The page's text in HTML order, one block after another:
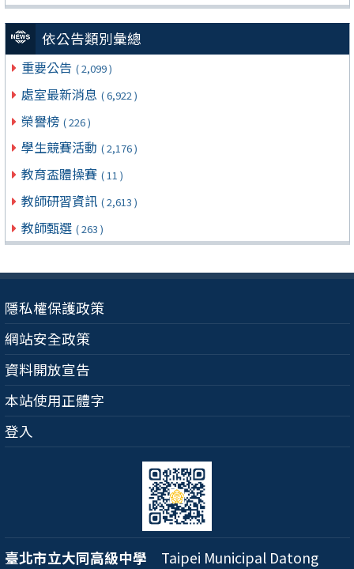
依公告類別彙總
重要公告 ( 2,099 )
處室最新消息 ( 6,922 )
榮譽榜 ( 226 )
學生競賽活動 ( 2,176 )
教育盃體操賽 ( 11 )
教師研習資訊 ( 2,613 )
教師甄選 ( 263 )
隱私權保護政策
網站安全政策
資料開放宣告
本站使用正體字
登入
臺北市立大同高級中學 Taipei Municipal Datong